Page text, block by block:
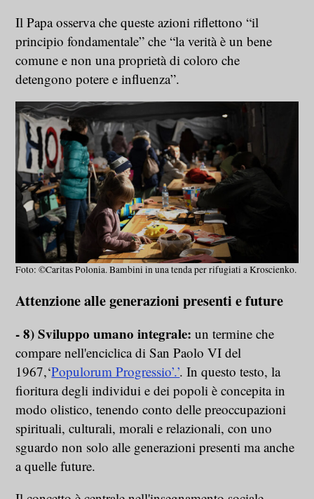
Il Papa osserva che queste azioni riflettono “il
principio fondamentale” che “la verità è un bene
comune e non una proprietà di coloro che
detengono potere e influenza”.
Foto: ©Caritas Polonia. Bambini in una tenda per rifugiati a Kroscienko.
Attenzione alle generazioni presenti e future
- 8) Sviluppo umano integrale: un termine che
compare nell'enciclica di San Paolo VI del
1967,‘Populorum Progressio’.’. In questo testo, la
fioritura degli individui e dei popoli è concepita in
modo olistico, tenendo conto delle preoccupazioni
spirituali, culturali, morali e relazionali, con uno
sguardo non solo alle generazioni presenti ma anche
a quelle future.